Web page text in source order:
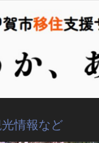
情報など